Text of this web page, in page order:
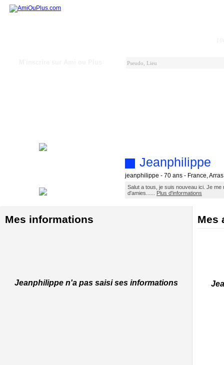
Jeanphilippe
jeanphilippe - 70 ans - France,
Salut a tous, je suis nouveau ici. Je
d'amies...... Plus d'informations
Mes informations
Jeanphilippe n'a pas saisi ses informations
Mes